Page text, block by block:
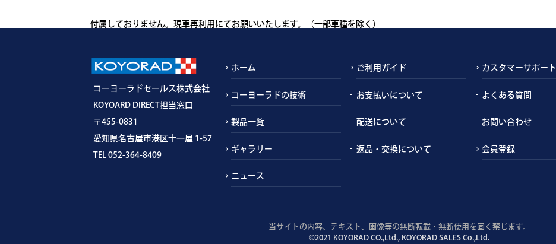
付属しておりません。現車再利用にてお願いいたします。（一部車種を除く）
コーヨーラドセールス株式会社
KOYOARD DIRECT担当窓口
〒455-0831
愛知県名古屋市港区十一屋 1-57
TEL 052-364-8409
ホーム
コーヨーラドの技術
製品一覧
ギャラリー
ニュース
ご利用ガイド
お支払いについて
配送について
返品・交換について
カスタマーサポート
よくある質問
お問い合わせ
会員登録
当サイトの内容、テキスト、画像等の無断転載・無断使用を固く禁じます。
©2021 KOYORAD CO.,Ltd., KOYORAD SALES Co.,Ltd.